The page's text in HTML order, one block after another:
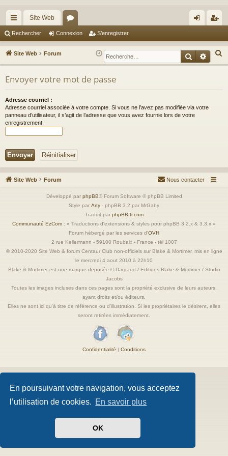
En poursuivant votre navigation, vous acceptez
l’utilisation de cookies. En savoir plus
OK
cc
ès
ra
pi
Site Web
or
u
m
s
ne
xi
nr
eg
Rechercher Connexion S’enregistrer
Site Web Forum
e
Envoyer votre mot de passe
Adresse courriel :
Adresse courriel associée à votre compte. Si vous ne l’avez pas modifiée via votre
panneau d’utilisateur, il s’agit de l’adresse que vous avez fournie lors de votre
enregistrement.
Site Web Forum Nous contacter
Développé par phpBB® Forum Software © phpBB Limited
Style par Arty - phpBB 3.2 par MrGaby
Traduit par phpBB-fr.com
Communauté EzCom : « Traductions d'extensions & styles pour phpBB 3.2.x & 3.3.x »
Forum hébergé par les services d’OVH
2 rue Kellermann - 59100 Roubaix - France - tél 1007
© 2010-2020 Site Web & forum Centaur Club non-officiels sur Blake & Mortimer, mis en ligne
le mercredi 4 aout 2010 à 22h10
Blake & Mortimer est une marque deposée © Dargaud / Editions Blake & Mortimer / Studio
Jacobs
Toutes les images incluses dans ces pages sont la propriété exclusive de leurs auteurs,
ayant droits et/ou éditeurs.
Elles ne sont ici qu'à titre de référence ou d'illustration. Si les propriétaires le désirent, elles
seront retirées immédiatement.
Confidentialité | Conditions